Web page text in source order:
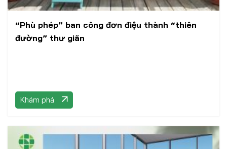
“Phù phép” ban công đơn điệu thành “thiên
đường” thư giãn
Khám phá